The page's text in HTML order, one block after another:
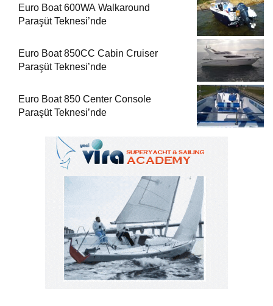
Euro Boat 600WA Walkaround
Paraşüt Teknesi’nde
Euro Boat 850CC Cabin Cruiser
Paraşüt Teknesi’nde
Euro Boat 850 Center Console
Paraşüt Teknesi’nde